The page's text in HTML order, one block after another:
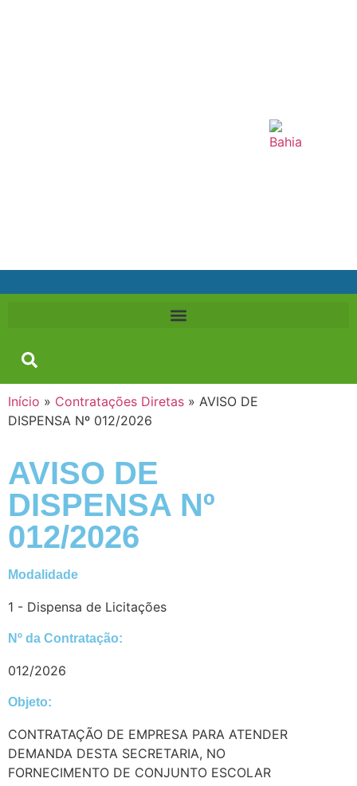
Início » Contratações Diretas » AVISO DE
DISPENSA Nº 012/2026
AVISO DE
DISPENSA Nº
012/2026
Modalidade
1 - Dispensa de Licitações
Nº da Contratação:
012/2026
Objeto:
CONTRATAÇÃO DE EMPRESA PARA ATENDER
DEMANDA DESTA SECRETARIA, NO
FORNECIMENTO DE CONJUNTO ESCOLAR